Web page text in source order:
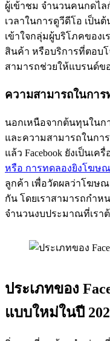
ผู้เข้าชม จำนวนคนกดไ
เวลาในการดูวีดีโอ เป็น
เข้าใจกลุ่มผู้บริโภคของ
สินค้า หรือบริการที่ตอบ
สามารถช่วยให้แบรนด์ขอ
ความสามารถในการ
นอกเหนือจากต้นทุนในก
และความสามารถในกา
แล้ว Facebook ยังเป็นเ
หรือ การทดลองยิงโฆษ
ลูกค้า เพื่อวัดผลว่าโฆษ
กัน โดยเราสามารถกำห
จำนวนงบประมาณที่เรา
ประเภทของ
แบบใหม่ในปี